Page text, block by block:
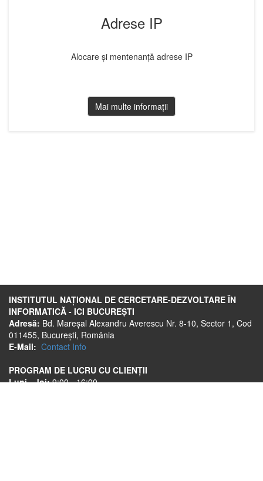
Adrese IP
Alocare și mentenanță adrese IP
Mai multe informații
INSTITUTUL NAȚIONAL DE CERCETARE-DEZVOLTARE ÎN
INFORMATICĂ - ICI BUCUREȘTI
Adresă: Bd. Mareșal Alexandru Averescu Nr. 8-10, Sector 1, Cod
011455, București, România
E-Mail: Contact Info
PROGRAM DE LUCRU CU CLIENȚII
Luni - Joi:9:00 - 16:00